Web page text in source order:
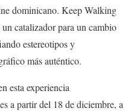
dominicano. Keep Walking
catalizador para un cambio
estereotipos y
más auténtico.
esta experiencia
a partir del 18 de diciembre, a